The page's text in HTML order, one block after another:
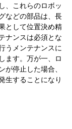
、これらのロボッ
などの部品は、長
として位置決め精
ナンスは必須とな
うメンテナンスに
ます。万が一、ロ
が停止した場合、
生することになり